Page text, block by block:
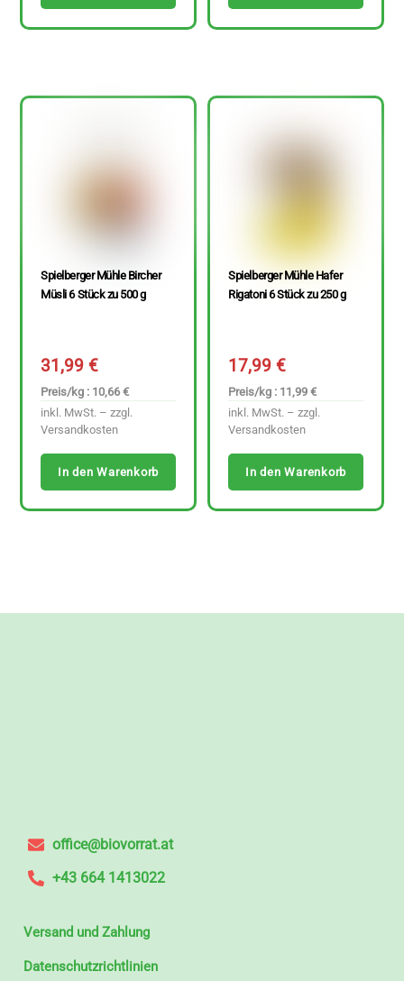
Spielberger Mühle Bircher
Müsli 6 Stück zu 500 g
31,99€
Preis/kg : 10,66 €
inkl. MwSt. – zzgl.
Versandkosten
In den Warenkorb
Spielberger Mühle Hafer
Rigatoni 6 Stück zu 250 g
17,99€
Preis/kg : 11,99 €
inkl. MwSt. – zzgl.
Versandkosten
In den Warenkorb
office@biovorrat.at
+43 664 1413022
Versand und Zahlung
Datenschutzrichtlinien